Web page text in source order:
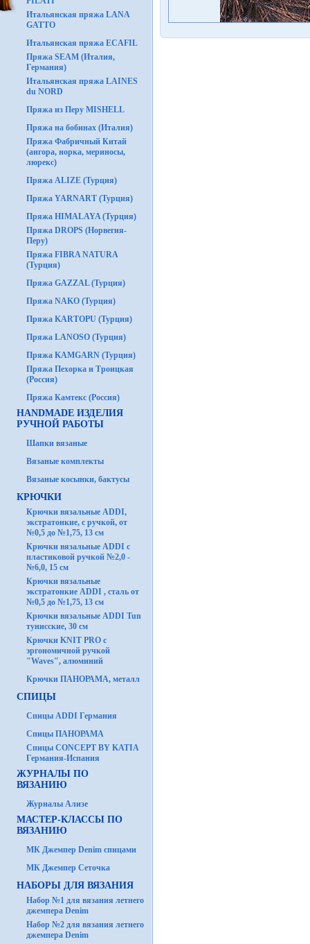
Итальянская пряжа LANA
GATTO
Итальянская пряжа ECAFIL
Пряжа SEAM (Италия,
Германия)
Итальянская пряжа LAINES
du NORD
Пряжа из Перу MISHELL
Пряжа на бобинах (Италия)
Пряжа Фабричный Китай
(ангора, норка, мериносы,
люрекс)
Пряжа ALIZE (Турция)
Пряжа YARNART (Турция)
Пряжа HIMALAYA (Турция)
Пряжа DROPS (Норвегия-
Перу)
Пряжа FIBRA NATURA
(Турция)
Пряжа GAZZAL (Турция)
Пряжа NAKO (Турция)
Пряжа KARTOPU (Турция)
Пряжа LANOSO (Турция)
Пряжа KAMGARN (Турция)
Пряжа Пехорка и Троицкая
(Россия)
Пряжа Камтекс (Россия)
HANDMADE ИЗДЕЛИЯ
РУЧНОЙ РАБОТЫ
Шапки вязаные
Вязаные комплекты
Вязаные косынки, бактусы
КРЮЧКИ
Крючки вязальные ADDI,
экстратонкие, с ручкой, от
№0,5 до №1,75, 13 см
Крючки вязальные ADDI с
пластиковой ручкой №2,0 -
№6,0, 15 см
Крючки вязальные
экстратонкие ADDI , сталь от
№0,5 до №1,75, 13 см
Крючки вязальные ADDI Tun
тунисские, 30 см
Крючки KNIT PRO с
эргономичной ручкой
"Waves", алюминий
Крючки ПАНОРАМА, металл
СПИЦЫ
Спицы ADDI Германия
Спицы ПАНОРАМА
Спицы CONCEPT BY KATIA
Германия-Испания
ЖУРНАЛЫ ПО
ВЯЗАНИЮ
Журналы Ализе
МАСТЕР-КЛАССЫ ПО
ВЯЗАНИЮ
МК Джемпер Denim спицами
МК Джемпер Сеточка
НАБОРЫ ДЛЯ ВЯЗАНИЯ
Набор №1 для вязания летнего
джемпера Denim
Набор №2 для вязания летнего
джемпера Denim